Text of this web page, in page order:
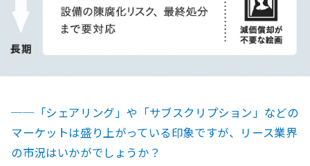
──「シェアリング」や「サブスクリプション」などの
マーケットは盛り上がっている印象ですが、リース業界
の市況はいかがでしょうか？